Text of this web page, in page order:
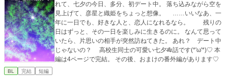
れて、七夕の今日、多分、初デート中。 落ち込みながら空を
見上げて、彦星と織姫をちょっと想像。 ……いいなあ、一
年に一日でも、好きな人と、恋人になれるなら。 残りの
日はずっと、その一日を楽しみに生きるのに。 なんて思って
いたら、片思いの相手が突然訪ねてきた。 あれ？ デート中
じゃないの？ 高校生同士の可愛い七夕🎋話です(*'ω'*)♡ 本
編は4ページで完結。 その後、おまけの番外編があります♡
BL 完結 短編